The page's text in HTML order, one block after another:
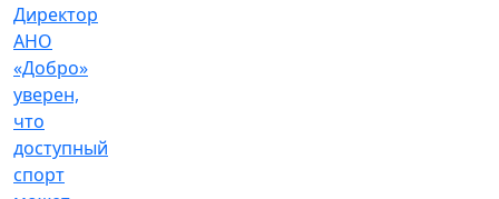
Директор
АНО
«Добро»
уверен,
что
доступный
спорт